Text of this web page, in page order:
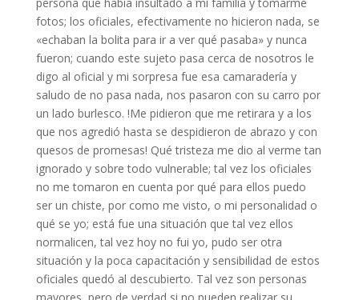
fotos; los oficiales, efectivamente no hicieron nada, se
«echaban la bolita para ir a ver qué pasaba» y nunca
fueron; cuando este sujeto pasa cerca de nosotros le
digo al oficial y mi sorpresa fue esa camaradería y
saludo de no pasa nada, nos pasaron con su carro por
un lado burlesco. !Me pidieron que me retirara y a los
que nos agredió hasta se despidieron de abrazo y con
quesos de promesas! Qué tristeza me dio al verme tan
ignorado y sobre todo vulnerable; tal vez los oficiales
no me tomaron en cuenta por qué para ellos puedo
ser un chiste, por como me visto, o mi personalidad o
qué se yo; está fue una situación que tal vez ellos
normalicen, tal vez hoy no fui yo, pudo ser otra
situación y la poca capacitación y sensibilidad de estos
oficiales quedó al descubierto. Tal vez son personas
mayores, pero de verdad si no pueden realizar su